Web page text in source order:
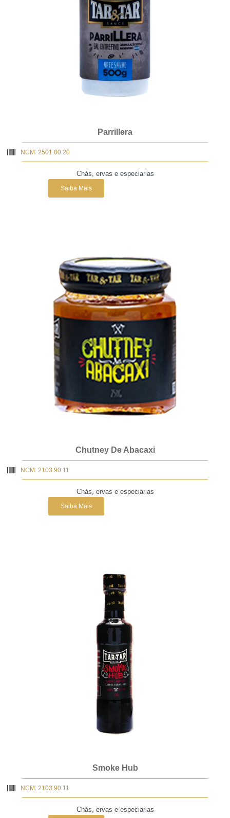
Parrillera
NCM: 2501.00.20
Chás, ervas e especiarias
Saiba Mais
Chutney De Abacaxi
NCM: 2103.90.11
Chás, ervas e especiarias
Saiba Mais
Smoke Hub
NCM: 2103.90.11
Chás, ervas e especiarias